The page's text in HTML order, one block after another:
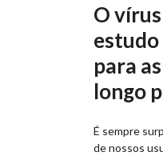
O
estudo
para
longo
É sempre
de nossos